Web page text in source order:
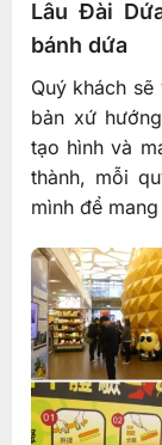
Lâu Đài
bánh dứa
Quý khách
bản xứ
tạo hình và
thành, mỗi
mình để